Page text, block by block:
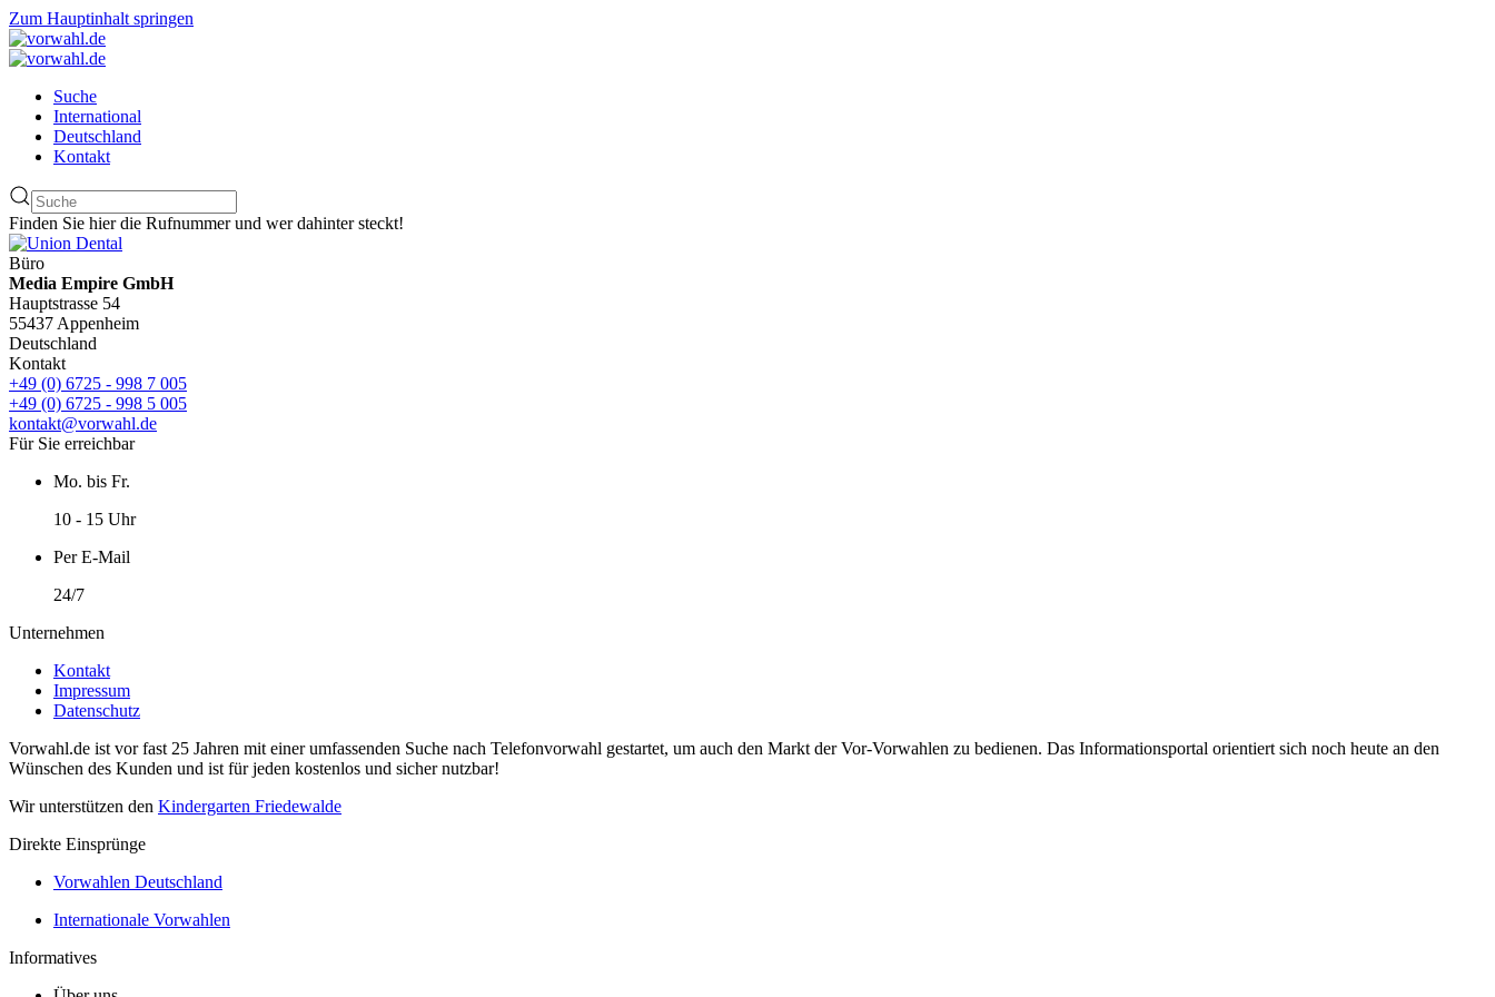
Zum Hauptinhalt springen
Suche
International
Deutschland
Kontakt
Finden Sie hier die Rufnummer und wer dahinter steckt!
Büro
Media Empire GmbH
Hauptstrasse 54
55437 Appenheim
Deutschland
Kontakt
+49 (0) 6725 - 998 7 005
+49 (0) 6725 - 998 5 005
kontakt@vorwahl.de
Für Sie erreichbar
Mo. bis Fr.
10 - 15 Uhr
Per E-Mail
24/7
Unternehmen
Kontakt
Impressum
Datenschutz
Vorwahl.de ist vor fast 25 Jahren mit einer umfassenden Suche nach Telefonvorwahl gestartet, um auch den Markt der Vor-Vorwahlen zu bedienen. Das Informationsportal orientiert sich noch heute an den
Wünschen des Kunden und ist für jeden kostenlos und sicher nutzbar!
Wir unterstützen den Kindergarten Friedewalde
Direkte Einsprünge
Vorwahlen Deutschland
Internationale Vorwahlen
Informatives